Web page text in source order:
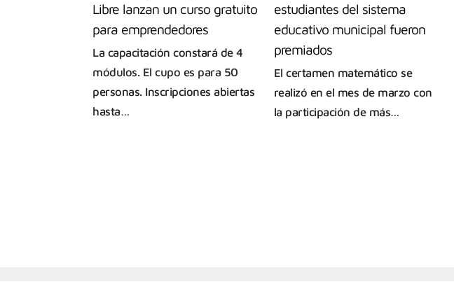
Libre lanzan un curso gratuito
para emprendedores
La capacitación constará de 4
módulos. El cupo es para 50
personas. Inscripciones abiertas
hasta…
estudiantes del sistema
educativo municipal fueron
premiados
El certamen matemático se
realizó en el mes de marzo con
la participación de más…